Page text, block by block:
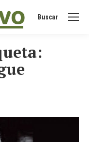
Buscar:
Buscar